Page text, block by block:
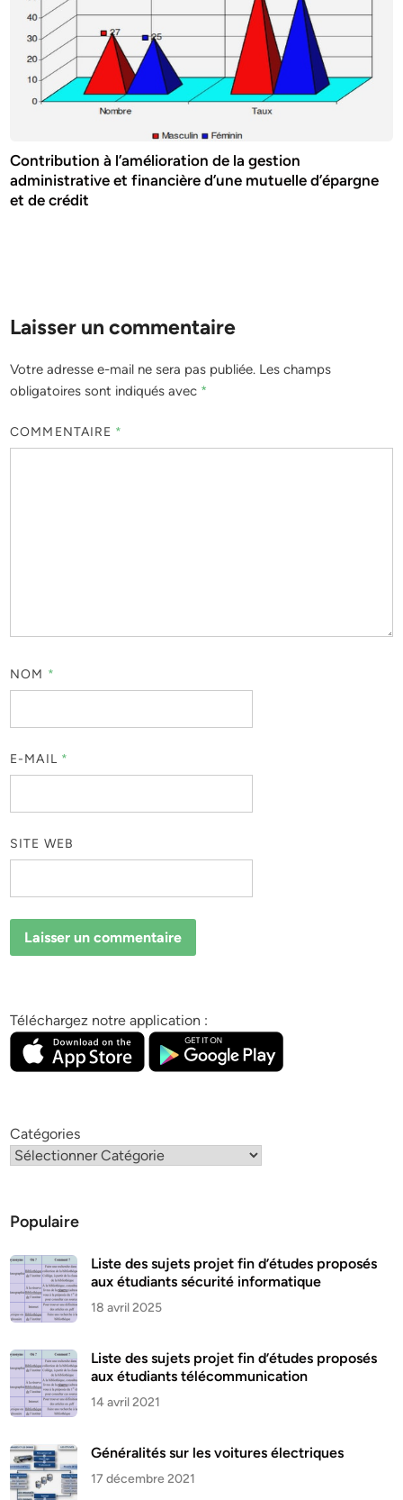
Contribution à l’amélioration de la gestion
administrative et financière d’une mutuelle d’épargne
et de crédit
Laisser un commentaire
Votre adresse e-mail ne sera pas publiée. Les champs
obligatoires sont indiqués avec *
COMMENTAIRE *
NOM *
E-MAIL *
SITE WEB
Téléchargez notre application :
Catégories
Populaire
Liste des sujets projet fin d’études proposés
aux étudiants sécurité informatique
18 avril 2025
Liste des sujets projet fin d’études proposés
aux étudiants télécommunication
14 avril 2021
Généralités sur les voitures électriques
17 décembre 2021